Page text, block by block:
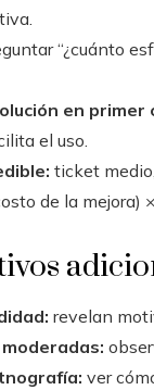
“¿cuánto
en primer
el uso.
ticket
de la mejora)
revelan
ver